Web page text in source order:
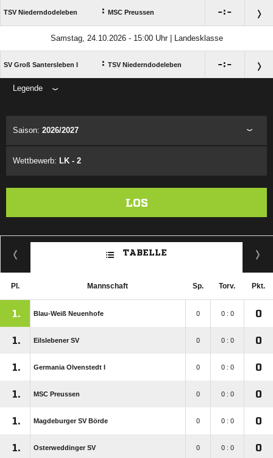
TSV Niederndodeleben : MSC Preussen :
Samstag, 24.10.2026 - 15:00 Uhr | Landesklasse
SV Groß Santersleben I : TSV Niederndodeleben :
Legende
Saison: 2026/2027
Wettbewerb: LK - 2
LOS
TABELLE
Pl. Mannschaft Sp. Torv. Pkt.
1. Blau-Weiß Neuenhofe 0 0 : 0 0
1. Eilslebener SV 0 0 : 0 0
1. Germania Olvenstedt I 0 0 : 0 0
1. MSC Preussen 0 0 : 0 0
1. Magdeburger SV Börde 0 0 : 0 0
1. Osterweddinger SV 0 0 : 0 0